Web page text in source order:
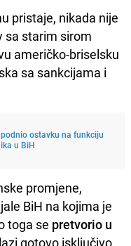
pristaje, nikada nije
sa starim sirom
američko-briselsku
sa sankcijama i
ostavku na funkciju
u BiH
promjene,
BiH na kojima je
toga se pretvorio u
gotovo isključivo